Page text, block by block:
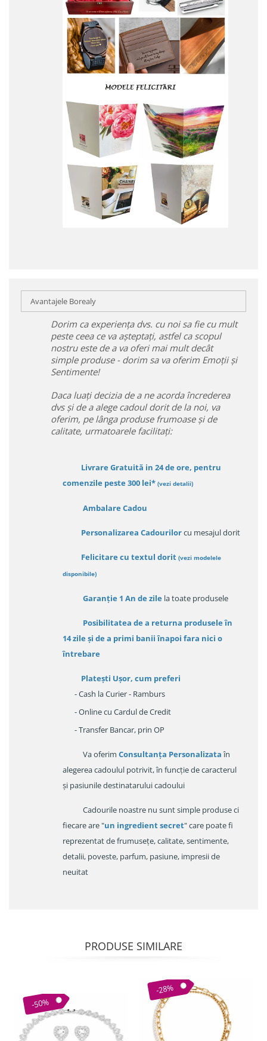
Avantajele Borealy
Dorim ca experiența dvs. cu noi sa fie cu mult
peste ceea ce va așteptați, astfel ca scopul
nostru este de a va oferi mai mult decât
simple produse - dorim sa va oferim Emoții și
Sentimente!
Daca luați decizia de a ne acorda încrederea
dvs și de a alege cadoul dorit de la noi, va
oferim, pe lânga produse frumoase și de
calitate, urmatoarele facilitați:
Livrare Gratuită in 24 de ore, pentru
comenzile peste 300 lei* (vezi detalii)
Ambalare Cadou
Personalizarea Cadourilorcu mesajul dorit
Felicitare cu textul dorit (vezi modelele
disponibile)
Garanție 1 An de zile la toate produsele
Posibilitatea de a returna produsele în
14 zileși de a primi banii înapoi fara nici o
întrebare
Platești Ușor, cum preferi
- Cash la Curier - Ramburs
- Online cu Cardul de Credit
- Transfer Bancar, prin OP
Va oferim Consultanța Personalizataîn
alegerea cadoulul potrivit, în funcție de caracterul
și pasiunile destinatarului cadoului
Cadourile noastre nu sunt simple produse ci
fiecare are "un ingredient secret" care poate fi
reprezentat de frumusețe, calitate, sentimente,
detalii, poveste, parfum, pasiune, impresii de
neuitat
PRODUSE SIMILARE
-50%
-28%